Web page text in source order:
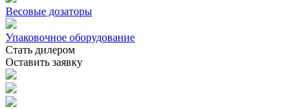
Весовые дозаторы
Упаковочное оборудование
Стать дилером
Оставить заявку